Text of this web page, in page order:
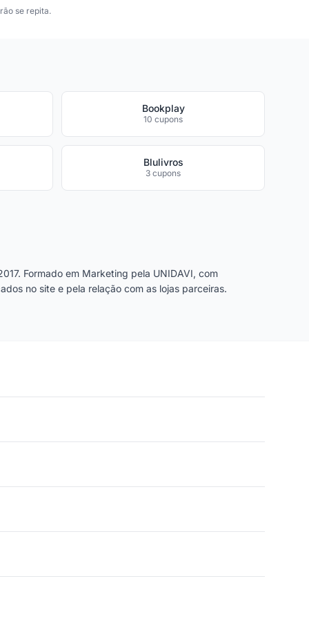
se repita.
Bookplay
10 cupons
Blulivros
3 cupons
Formado em Marketing pela UNIDAVI, com
no site e pela relação com as lojas parceiras.